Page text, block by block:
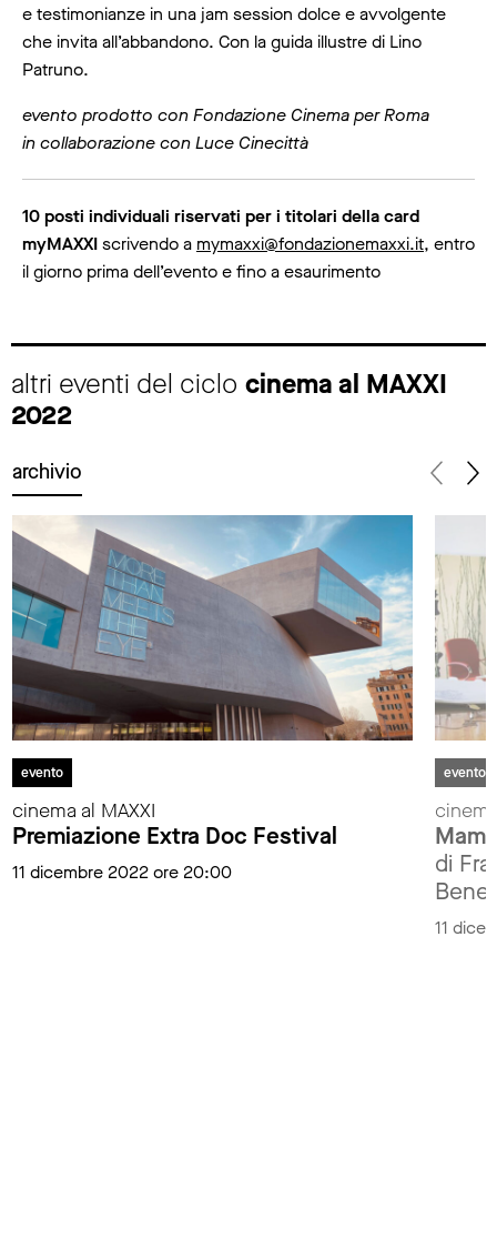
e testimonianze in una jam session dolce e avvolgente
che invita all’abbandono. Con la guida illustre di Lino
Patruno.
evento prodotto con Fondazione Cinema per Roma
in collaborazione con Luce Cinecittà
10 posti individuali riservati per i titolari della card
myMAXXIscrivendo a mymaxxi@fondazionemaxxi.it, entro
il giorno prima dell’evento e fino a esaurimento
altri eventi del ciclo cinema al MAXXI
2022
archivio
evento
cinema al MAXXI
Premiazione Extra Doc Festival
11 dicembre 2022 ore 20:00
evento
di
11